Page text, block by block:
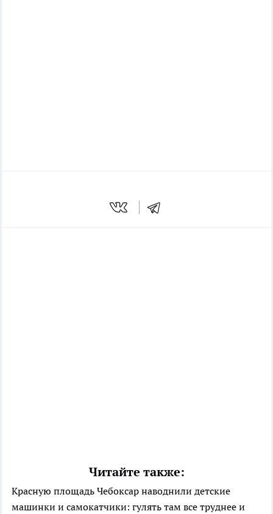
Читайте также:
Красную площадь Чебоксар наводнили детские
машинки и самокатчики: гулять там все труднее и